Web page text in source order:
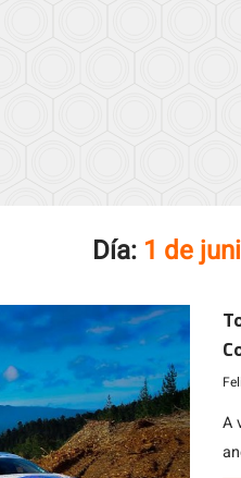
Día: 1 de
A